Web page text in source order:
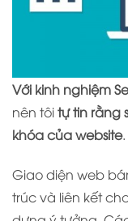
Với kinh nghiệm
nên tôitự tin rằng
khóa của website.
Giao diện web
trúc và liên kết